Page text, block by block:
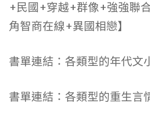
+民國+穿越+群像+強強聯
角智商在線+異國相戀】
書單連結：各類型的年代文
書單連結：各類型的重生言